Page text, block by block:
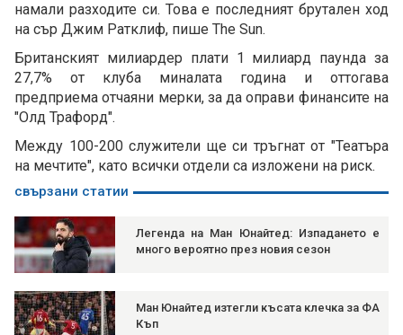
намали разходите си. Това е последният брутален ход
на сър Джим Ратклиф, пише The Sun.
Британският милиардер плати 1 милиард паунда за
27,7% от клуба миналата година и оттогава
предприема отчаяни мерки, за да оправи финансите на
"Олд Трафорд".
Между 100-200 служители ще си тръгнат от "Театъра
на мечтите", като всички отдели са изложени на риск.
свързани статии
Легенда на Ман Юнайтед: Изпадането е
много вероятно през новия сезон
Ман Юнайтед изтегли късата клечка за ФА
Къп